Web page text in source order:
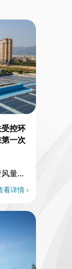
控环
一次
量阀
其重
看详情 ›